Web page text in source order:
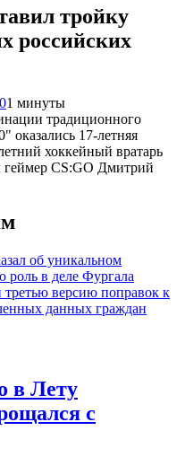
тройку
российских
01 минуты
традиционного
оказались 17-летняя
хоккейный вратарь
CS:GO Дмитрий
об уникальном
в деле Фургала
версию поправок к
данных граждан
в Лету
с